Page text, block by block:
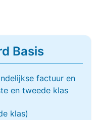
Basis
factuur en
en tweede klas
klas)